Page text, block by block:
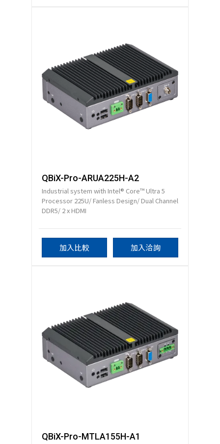
QBiX-Pro-ARUA225H-A2
Industrial system with Intel® Core™ Ultra 5
Processor 225U/ Fanless Design/ Dual Channel
DDR5/ 2 x HDMI
加入比較 加入洽詢
QBiX-Pro-MTLA155H-A1